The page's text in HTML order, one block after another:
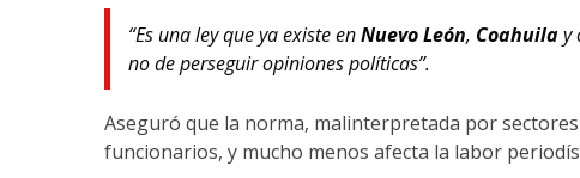
“Es una ley que ya existe enNuevo León, Coahuilay
no de perseguir opiniones políticas”.
Aseguró que la norma, malinterpretada por
funcionarios, y mucho menos afecta la labor